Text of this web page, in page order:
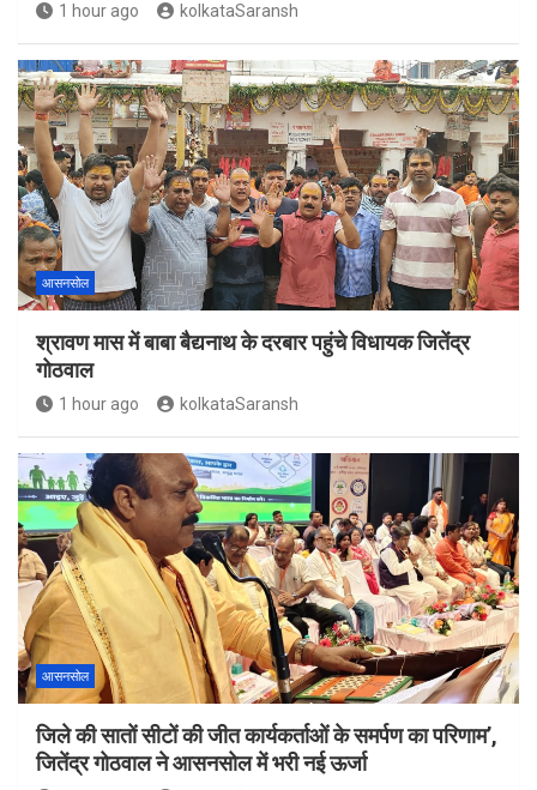
1 hour ago kolkataSaransh
आसनसोल
श्रावण मास में बाबा बैद्यनाथ के दरबार पहुंचे विधायक जितेंद्र
गोठवाल
1 hour ago kolkataSaransh
आसनसोल
जिले की सातों सीटों की जीत कार्यकर्ताओं के समर्पण का परिणाम’,
जितेंद्र गोठवाल ने आसनसोल में भरी नई ऊर्जा